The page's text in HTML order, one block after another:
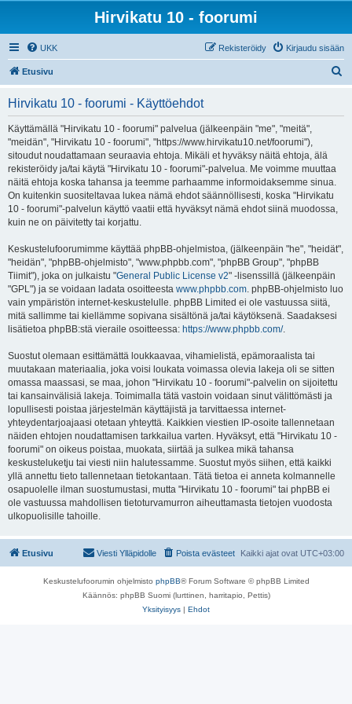
Hirvikatu 10 - foorumi
UKK Kirjaudu sisään
Rekisteröidy
Etusivu
Hirvikatu 10 - foorumi - Käyttöehdot
Käyttämällä "Hirvikatu 10 - foorumi" palvelua (jälkeenpäin "me", "meitä",
"meidän", "Hirvikatu 10 - foorumi", "https://www.hirvikatu10.net/foorumi"),
sitoudut noudattamaan seuraavia ehtoja. Mikäli et hyväksy näitä ehtoja, älä
rekisteröidy ja/tai käytä "Hirvikatu 10 - foorumi"-palvelua. Me voimme muuttaa
näitä ehtoja koska tahansa ja teemme parhaamme informoidaksemme sinua.
On kuitenkin suositeltavaa lukea nämä ehdot säännöllisesti, koska "Hirvikatu
10 - foorumi"-palvelun käyttö vaatii että hyväksyt nämä ehdot siinä muodossa,
kuin ne on päivitetty tai korjattu.
Keskustelufoorumimme käyttää phpBB-ohjelmistoa, (jälkeenpäin "he", "heidät",
"heidän", "phpBB-ohjelmisto", "www.phpbb.com", "phpBB Group", "phpBB
Tiimit"), joka on julkaistu "General Public License v2" -lisenssillä (jälkeenpäin
"GPL") ja se voidaan ladata osoitteesta www.phpbb.com. phpBB-ohjelmisto luo
vain ympäristön internet-keskustelulle. phpBB Limited ei ole vastuussa siitä,
mitä sallimme tai kiellämme sopivana sisältönä ja/tai käytöksenä. Saadaksesi
lisätietoa phpBB:stä vieraile osoitteessa: https://www.phpbb.com/.
Suostut olemaan esittämättä loukkaavaa, vihamielistä, epämoraalista tai
muutakaan materiaalia, joka voisi loukata voimassa olevia lakeja oli se sitten
omassa maassasi, se maa, johon "Hirvikatu 10 - foorumi"-palvelin on sijoitettu
tai kansainvälisiä lakeja. Toimimalla tätä vastoin voidaan sinut välittömästi ja
lopullisesti poistaa järjestelmän käyttäjistä ja tarvittaessa internet-
yhteydentarjoajaasi otetaan yhteyttä. Kaikkien viestien IP-osoite tallennetaan
näiden ehtojen noudattamisen tarkkailua varten. Hyväksyt, että "Hirvikatu 10 -
foorumi" on oikeus poistaa, muokata, siirtää ja sulkea mikä tahansa
keskusteluketju tai viesti niin halutessamme. Suostut myös siihen, että kaikki
yllä annettu tieto tallennetaan tietokantaan. Tätä tietoa ei anneta kolmannelle
osapuolelle ilman suostumustasi, mutta "Hirvikatu 10 - foorumi" tai phpBB ei
ole vastuussa mahdollisen tietoturvamurron aiheuttamasta tietojen vuodosta
ulkopuolisille tahoille.
Etusivu Kaikki ajat ovat UTC+03:00
Poista evästeet
Viesti Ylläpidolle
Keskustelufoorumin ohjelmisto phpBB® Forum Software © phpBB Limited
Käännös: phpBB Suomi (lurttinen, harritapio, Pettis)
Yksityisyys | Ehdot